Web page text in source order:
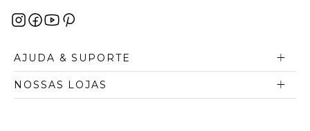
AJUDA & SUPORTE
NOSSAS LOJAS